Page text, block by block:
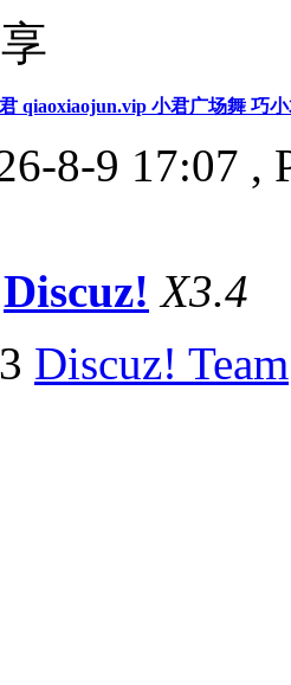
qiaoxiaojun.vip 小君广场舞 巧
8-9 17:07 ,
Discuz! X3.4
Discuz! Team